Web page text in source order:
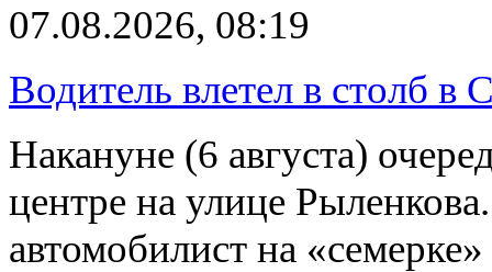
07.08.2026, 08:19
Водитель влетел в столб в
Накануне (6 августа)
центре на улице
автомобилист на